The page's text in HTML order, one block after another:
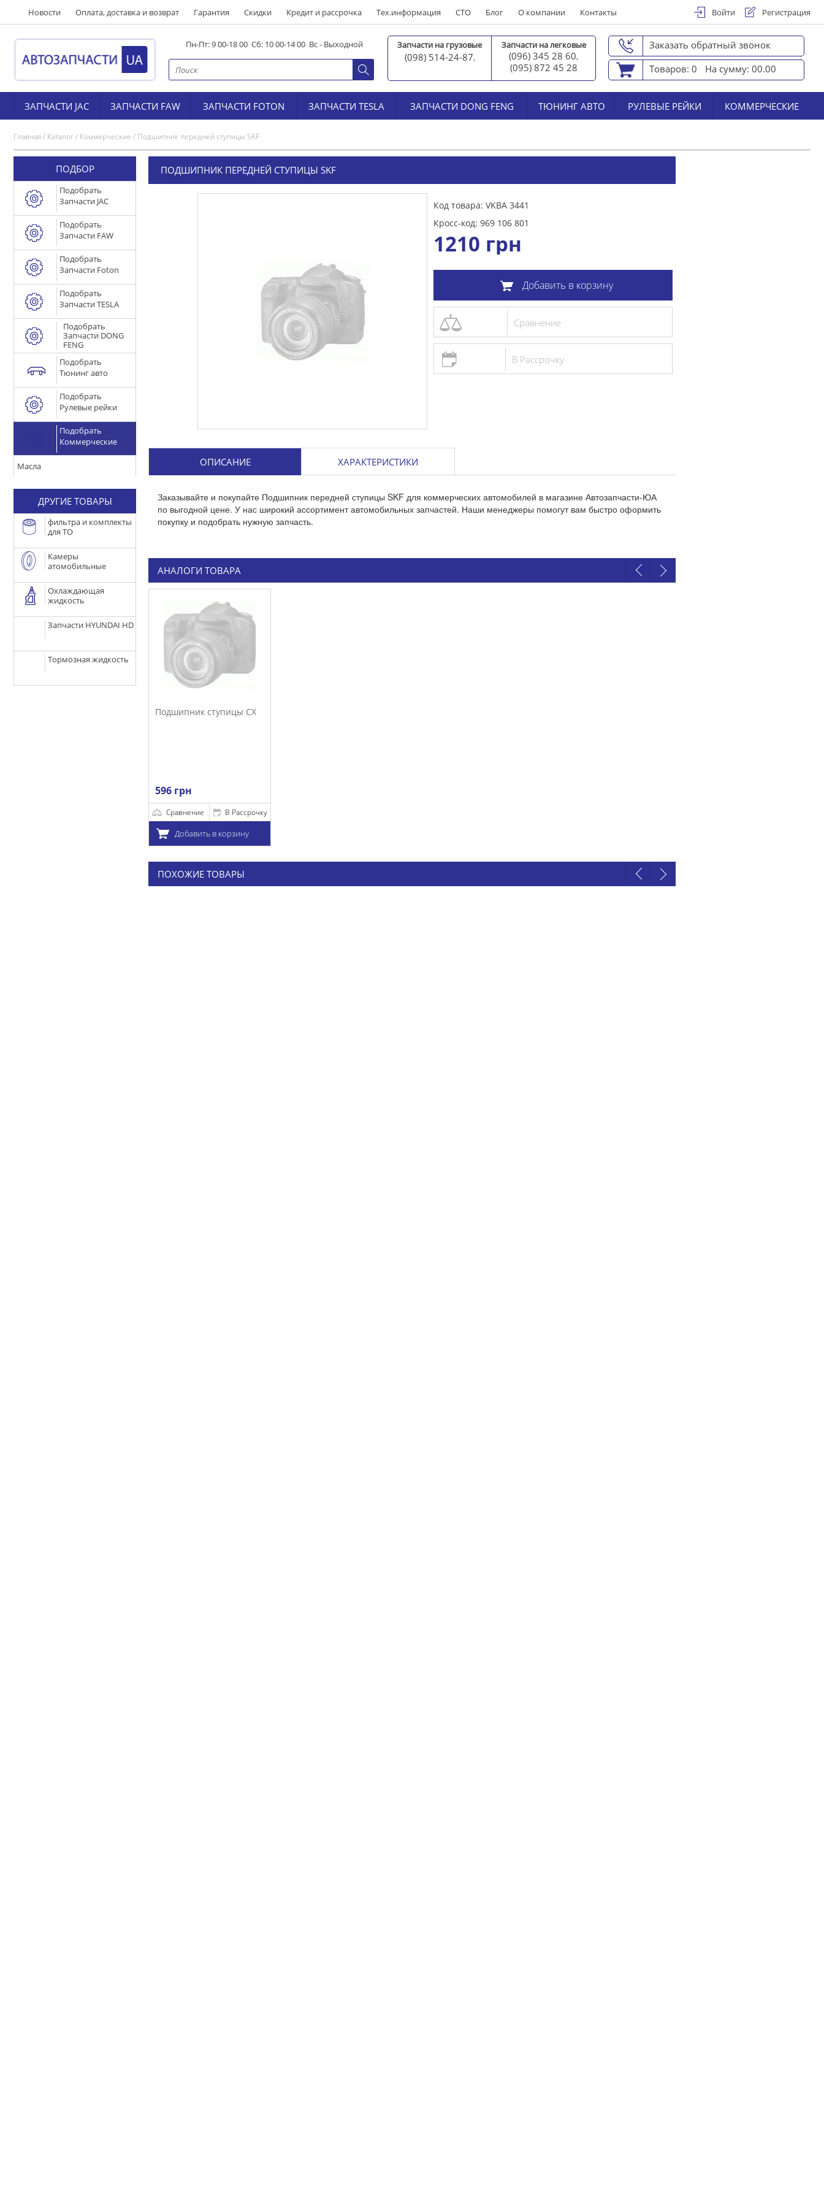
Новости Оплата, доставка и возврат Гарантия Скидки Кредит и рассрочка Тех.информация СТО Блог О компании Контакты Войти Регистрация
Пн-Пт: 9 00-18 00 Сб: 10 00-14 00 Вс - Выходной Запчасти на грузовые
(098) 514-24-87,
Запчасти на легковые
(096) 345 28 60,
(095) 872 45 28
Заказать обратный звонок
Товаров: 0
На сумму: 00.00
ЗАПЧАСТИ JAC ЗАПЧАСТИ FAW ЗАПЧАСТИ FOTON ЗАПЧАСТИ TESLA ЗАПЧАСТИ DONG FENG ТЮНИНГ АВТО РУЛЕВЫЕ РЕЙКИ КОММЕРЧЕСКИЕ
Главная/ Каталог/ Коммерческие / Подшипник передней ступицы SKF
ПОДБОР
Подобрать
Запчасти JAC
Подобрать
Запчасти FAW
Подобрать
Запчасти Foton
Подобрать
Запчасти TESLA
Подобрать
Запчасти DONG
FENG
Подобрать
Тюнинг авто
Подобрать
Рулевые рейки
Подобрать
Коммерческие
Масла
ДРУГИЕ ТОВАРЫ
фильтра и комплекты
для ТО
Камеры
атомобильные
Охлаждающая
жидкость
Запчасти HYUNDAI HD
Тормозная жидкость
ПОДШИПНИК ПЕРЕДНЕЙ СТУПИЦЫ SKF
Код товара: VKBA 3441
Кросс-код: 969 106 801
1210 грн
Добавить в корзину
Сравнение
В Рассрочку
ОПИСАНИЕ ХАРАКТЕРИСТИКИ
Заказывайте и покупайте Подшипник передней ступицы SKF для коммерческих автомобилей в магазине Автозапчасти-ЮА
по выгодной цене. У нас широкий ассортимент автомобильных запчастей. Наши менеджеры помогут вам быстро оформить
покупку и подобрать нужную запчасть.
АНАЛОГИ ТОВАРА
Подшипник ступицы CX
596 грн
Сравнение В Рассрочку
Добавить в корзину
ПОХОЖИЕ ТОВАРЫ